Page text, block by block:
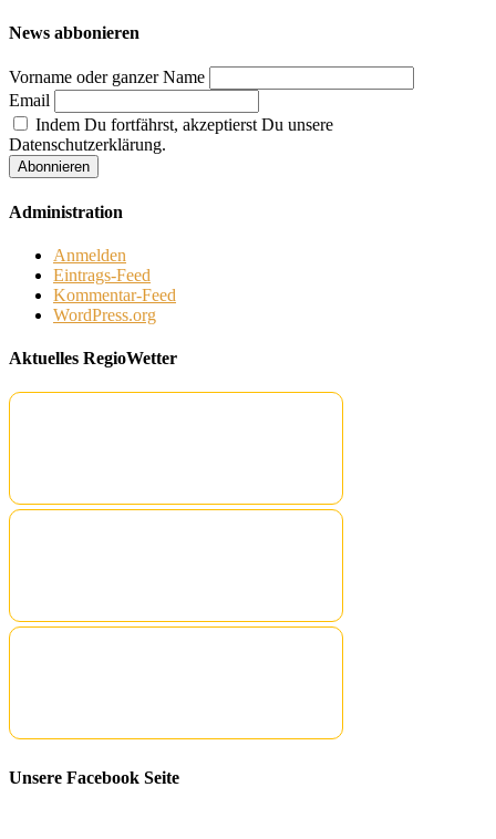
News abbonieren
Vorname oder ganzer Name
Email
Indem Du fortfährst, akzeptierst Du unsere
Datenschutzerklärung.
Administration
Anmelden
Eintrags-Feed
Kommentar-Feed
WordPress.org
Aktuelles RegioWetter
Unsere Facebook Seite